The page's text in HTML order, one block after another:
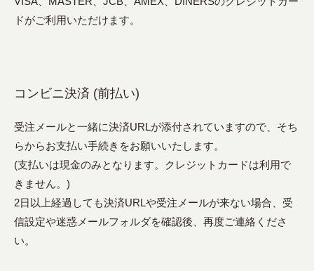
ドがご利用いただけます。
コンビニ決済 (前払い)
受注メールと一緒に決済URLが添付されていますので、そち
らからお支払い手続きをお願いいたします。
(支払いは現金のみとなります。クレジットカードは利用で
きません。)
2日以上経過しても決済URLや受注メールが来ない場合、受
信設定や迷惑メールフォルダを確認後、再度ご連絡くださ
い。